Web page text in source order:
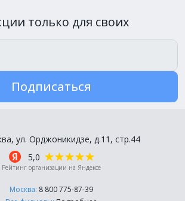
только для своих
Подписаться
ул. Орджоникидзе, д.11, стр.44
5,0
Рейтинг организации на Яндексе
Москва: 8 800 775-87-39